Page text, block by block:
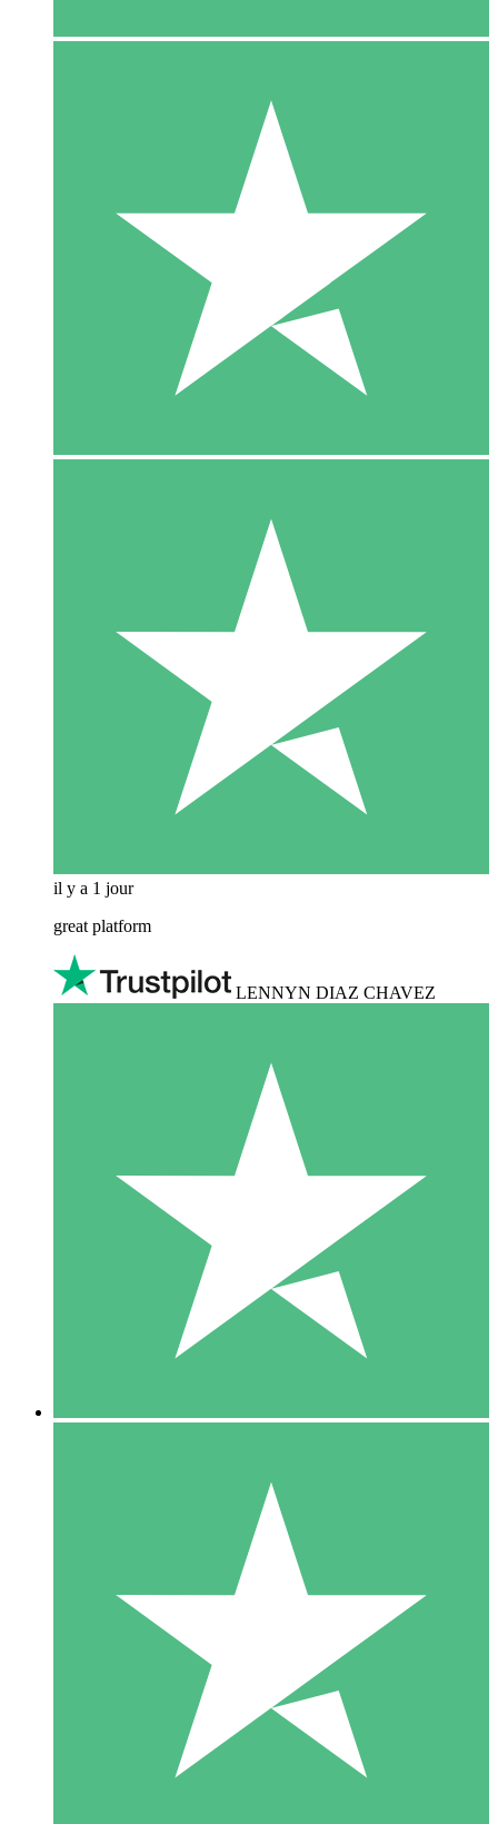
il y a 1 jour
great platform
LENNYN DIAZ CHAVEZ